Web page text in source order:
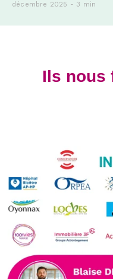
décembre 2025 - 3 min
Ils nous